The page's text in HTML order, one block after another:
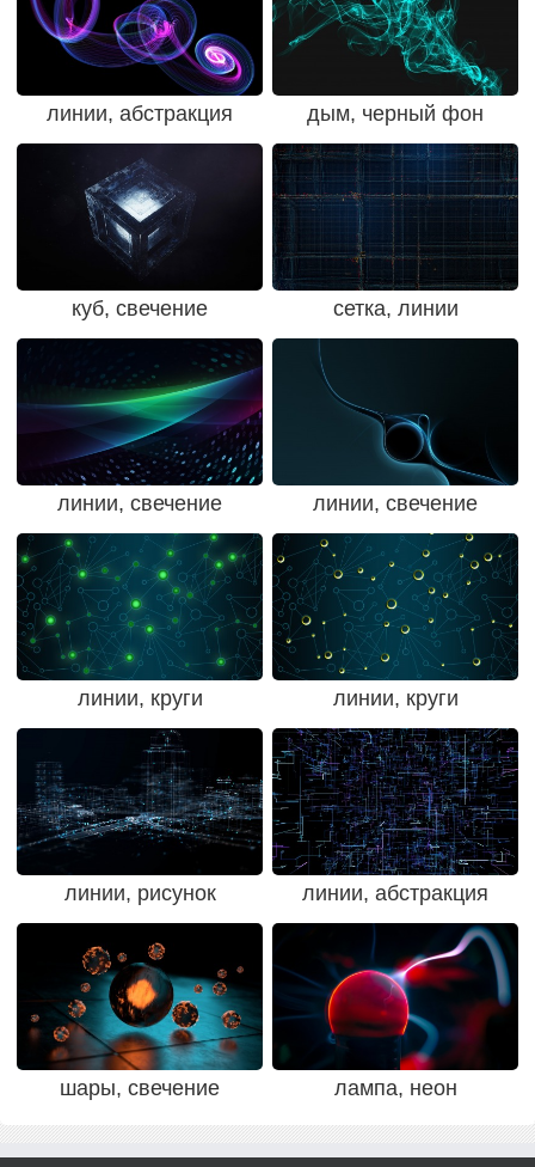
линии, абстракция дым, черный фон
куб, свечение сетка, линии
линии, свечение линии, свечение
линии, круги линии, круги
линии, рисунок линии, абстракция
шары, свечение лампа, неон